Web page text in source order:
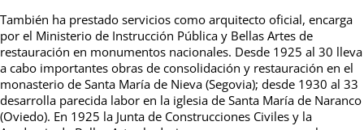
También ha prestado servicios como arquitecto oficial, encarga
por el Ministerio de Instrucción Pública y Bellas Artes de
restauración en monumentos nacionales. Desde 1925 al 30 lleva
a cabo importantes obras de consolidación y restauración en el
monasterio de Santa María de Nieva (Segovia); desde 1930 al 33
desarrolla parecida labor en la iglesia de Santa María de Naranco
(Oviedo). En 1925 la Junta de Construcciones Civiles y la